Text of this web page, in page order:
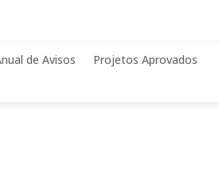
de Avisos
Projetos Aprovados